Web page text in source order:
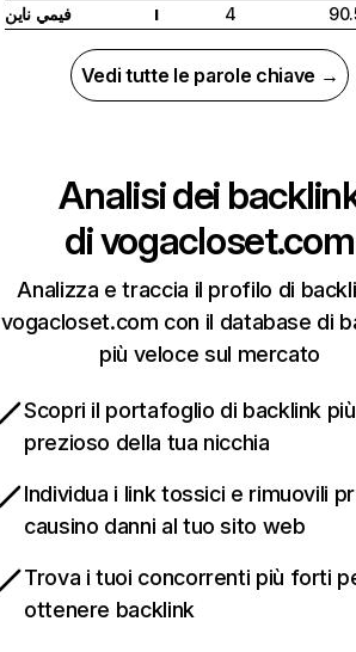
فيمي ناين
I 4
Vedi tutte le parole chiave →
Analisi dei
divogacloset.com
Analizza e traccia il profilo di
vogacloset.com con il database di
più veloce sul mercato
Scopri il portafoglio di backlink più
prezioso della tua nicchia
Individua i link tossici e rimuovili
causino danni al tuo sito web
Trova i tuoi concorrenti più forti
ottenere backlink